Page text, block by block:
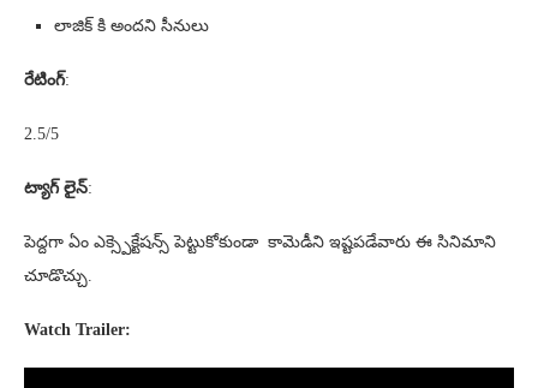
లాజిక్ కి అందని సీనులు
రేటింగ్:
2.5/5
ట్యాగ్ లైన్:
పెద్దగా ఏం ఎక్స్పెక్టేషన్స్ పెట్టుకోకుండా కామెడీని ఇష్టపడేవారు ఈ సినిమాని
చూడొచ్చు.
Watch Trailer: